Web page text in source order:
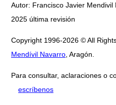
Autor: Francisco Javier
2025 última revisión
Copyright 1996-2026 © All
Mendívil Navarro , Aragón.
Para consultar, aclaraciones o
escríbenos